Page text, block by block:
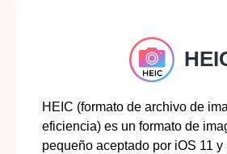
HEIC (formato de archivo de
eficiencia) es un formato de
pequeño aceptado por iOS 11 y